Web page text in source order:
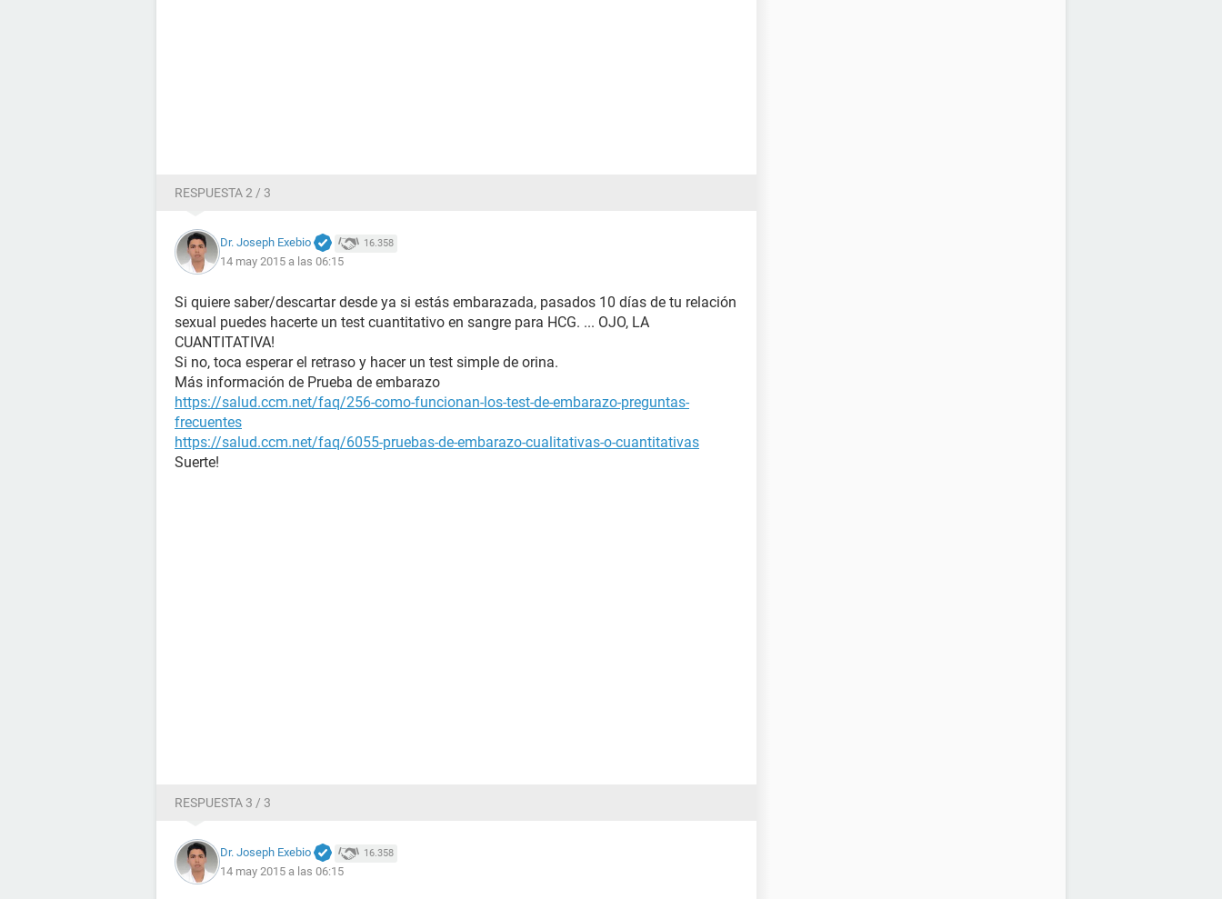
RESPUESTA 2 / 3
Dr. Joseph Exebio 16.358
14 may 2015 a las 06:15
Si quiere saber/descartar desde ya si estás embarazada, pasados 10 días de tu relación
sexual puedes hacerte un test cuantitativo en sangre para HCG. ... OJO, LA
CUANTITATIVA!
Si no, toca esperar el retraso y hacer un test simple de orina.
Más información de Prueba de embarazo
https://salud.ccm.net/faq/256-como-funcionan-los-test-de-embarazo-preguntas-
frecuentes
https://salud.ccm.net/faq/6055-pruebas-de-embarazo-cualitativas-o-cuantitativas
Suerte!
RESPUESTA 3 / 3
Dr. Joseph Exebio 16.358
14 may 2015 a las 06:15